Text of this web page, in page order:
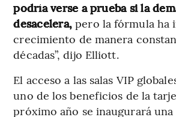
podría verse a prueba si la
desacelera,pero la fórmula ha
crecimiento de manera
décadas”, dijo Elliott.
El acceso a las salas VIP
uno de los beneficios de la
próximo año se inaugurará una